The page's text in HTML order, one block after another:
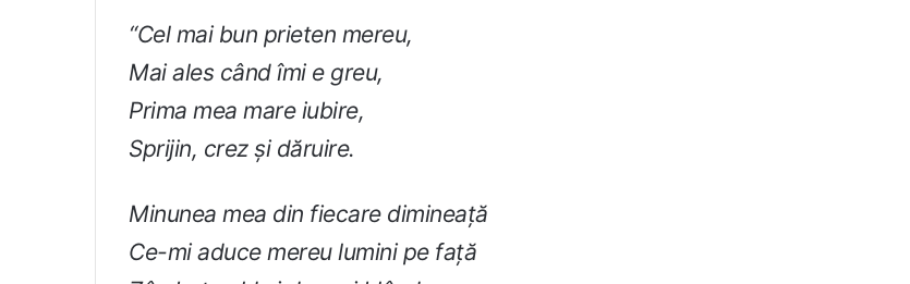
“Cel mai bun prieten mereu,
Mai ales când îmi e greu,
Prima mea mare iubire,
Sprijin, crez și dăruire.
Minunea mea din fiecare dimineață
Ce-mi aduce mereu lumini pe față